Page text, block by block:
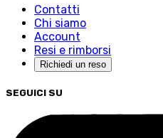
Contatti
Chi siamo
Account
Resi e rimborsi
Richiedi un reso
SEGUICI SU